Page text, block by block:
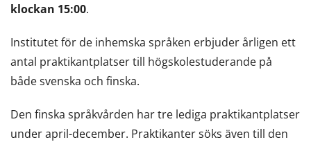
klockan 15:00.
Institutet för de inhemska språken erbjuder årligen ett
antal praktikantplatser till högskolestuderande på
både svenska och finska.
Den finska språkvården har tre lediga praktikantplatser
under april-december. Praktikanter söks även till den